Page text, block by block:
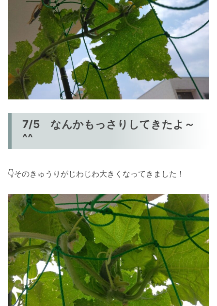
7/5 なんかもっさりしてきたよ～
^^
👇そのきゅうりがじわじわ大きくなってきました！